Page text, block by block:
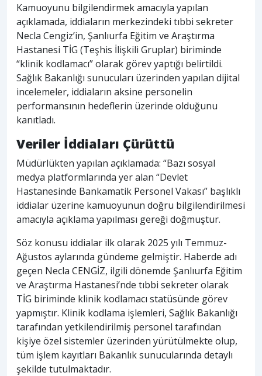
Kamuoyunu bilgilendirmek amacıyla yapılan
açıklamada, iddiaların merkezindeki tıbbi sekreter
Necla Cengiz’in, Şanlıurfa Eğitim ve Araştırma
Hastanesi TİG (Teşhis İlişkili Gruplar) biriminde
“klinik kodlamacı” olarak görev yaptığı belirtildi.
Sağlık Bakanlığı sunucuları üzerinden yapılan dijital
incelemeler, iddiaların aksine personelin
performansının hedeflerin üzerinde olduğunu
kanıtladı.
Veriler İddiaları Çürüttü
Müdürlükten yapılan açıklamada: “Bazı sosyal
medya platformlarında yer alan “Devlet
Hastanesinde Bankamatik Personel Vakası” başlıklı
iddialar üzerine kamuoyunun doğru bilgilendirilmesi
amacıyla açıklama yapılması gereği doğmuştur.
Söz konusu iddialar ilk olarak 2025 yılı Temmuz-
Ağustos aylarında gündeme gelmiştir. Haberde adı
geçen Necla CENGİZ, ilgili dönemde Şanlıurfa Eğitim
ve Araştırma Hastanesi’nde tıbbi sekreter olarak
TİG biriminde klinik kodlamacı statüsünde görev
yapmıştır. Klinik kodlama işlemleri, Sağlık Bakanlığı
tarafından yetkilendirilmiş personel tarafından
kişiye özel sistemler üzerinden yürütülmekte olup,
tüm işlem kayıtları Bakanlık sunucularında detaylı
şekilde tutulmaktadır.